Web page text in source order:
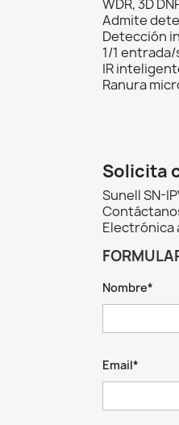
WDR, 3D
Admite
Detección
1/1
IR
Ranura
Solicita
Sunell SN-
Electrónica
Nombre*
Email*